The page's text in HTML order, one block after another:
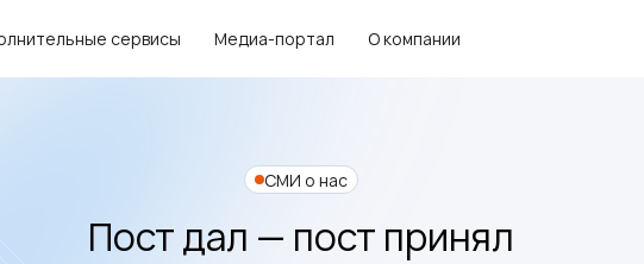
сервисы Медиа-портал О компании
СМИ о нас
Пост дал — пост принял